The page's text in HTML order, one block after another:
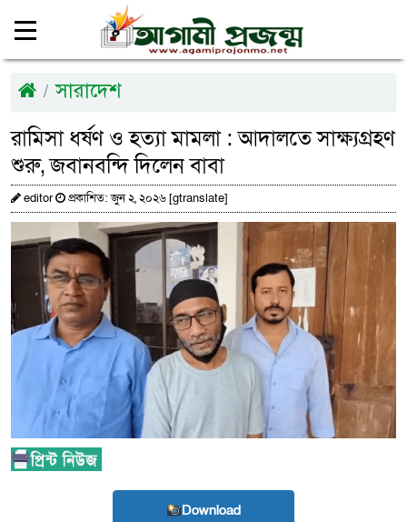
সারাদেশ
রামিসা ধর্ষণ ও হত্যা মামলা : আদালতে সাক্ষ্যগ্রহণ
শুরু, জবানবন্দি দিলেন বাবা
editor প্রকাশিত: জুন ২, ২০২৬ [gtranslate]
Download